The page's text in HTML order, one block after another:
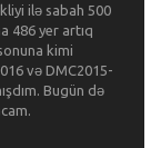
ilə sabah 500
486 yer artıq
kimi
və DMC2015-
Bugün də